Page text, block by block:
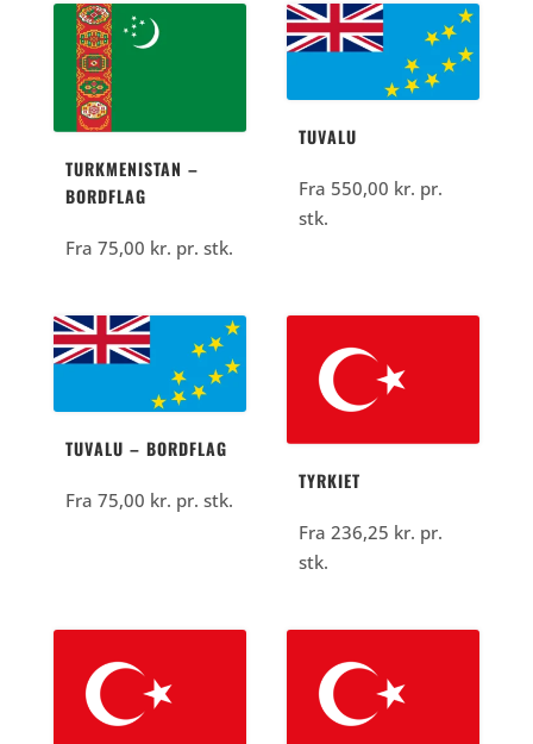
570,00
kr..
er:
282,50
TURKMENISTAN –
BORDFLAG
Fra 75,00 kr. pr. stk.
TUVALU
Fra 550,00 kr. pr.
stk.
TUVALU – BORDFLAG
Fra 75,00 kr. pr. stk.
TYRKIET
Fra236,25 kr. pr.
stk.